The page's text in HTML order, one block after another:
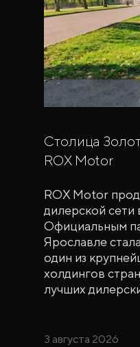
Столица
ROX Motor
ROX Motor
дилерской сети
Официальным
Ярославле
один из
холдингов
лучших
3 августа 2026